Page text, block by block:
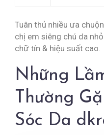
Tuân thủ nhiều ưa
chị em siêng chú da
chữ tín & hiệu suất cao.
Những
Thường
Sóc Da